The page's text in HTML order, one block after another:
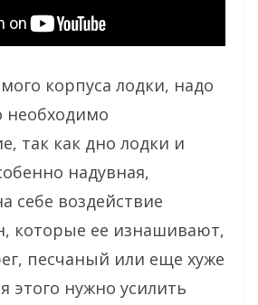
корпуса лодки, надо
необходимо
так как дно лодки и
надувная,
себе воздействие
которые ее изнашивают,
песчаный или еще хуже
этого нужно усилить